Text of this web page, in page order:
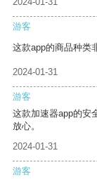
游客
这款app的商品种类
2024-01-31
游客
这款加速器app的安
放心。
2024-01-31
游客